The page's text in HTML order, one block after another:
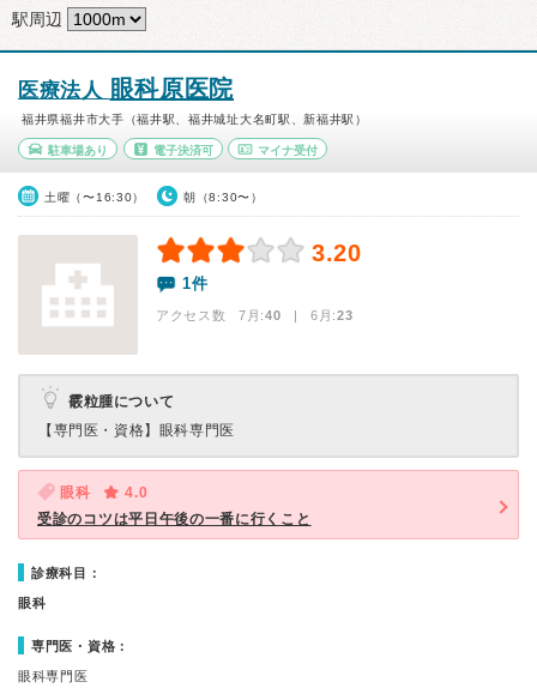
駅周辺
医療法人 眼科原医院
福井県福井市大手（福井駅、福井城址大名町駅、新福井駅）
駐車場あり 電子決済可 マイナ受付
土曜（〜16:30） 朝（8:30〜）
3.20
1件
アクセス数 7月:40 | 6月:23
霰粒腫について
【専門医・資格】 眼科専門医
眼科
4.0
受診のコツは平日午後の一番に行くこと
診療科目：
眼科
専門医・資格：
眼科専門医